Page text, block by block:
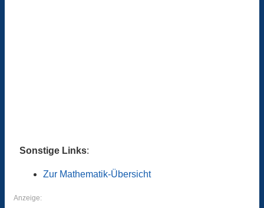
Sonstige Links:
Zur Mathematik-Übersicht
Anzeige: